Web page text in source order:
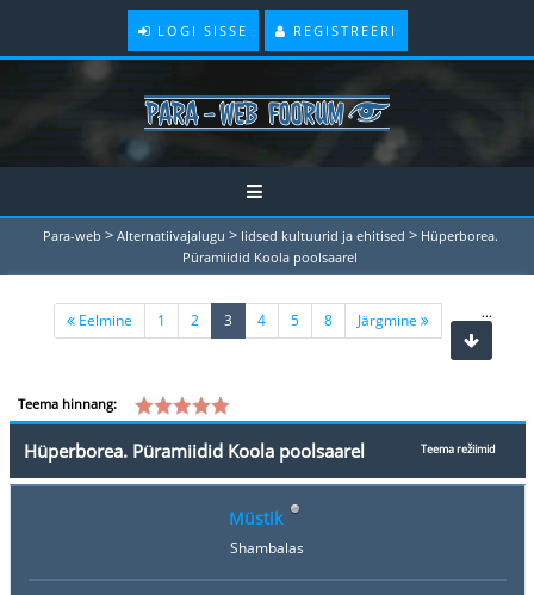
LOGI SISSE REGISTREERI
Para-web > Alternatiivajalugu > Iidsed kultuurid ja ehitised > Hüperborea.
Püramiidid Koola poolsaarel
Eelmine 1 2 3 (current)
4 5 ...
8 Järgmine
Teema hinnang:
Teema režiimid
Hüperborea. Püramiidid Koola poolsaarel
Müstik
Shambalas